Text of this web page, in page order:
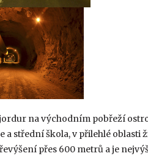
na východním pobřeží
a střední škola, v přilehlé oblasti
přes 600 metrů a je